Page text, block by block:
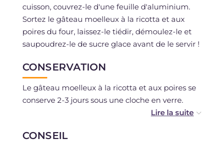
cuisson, couvrez-le d'une feuille d'aluminium.
Sortez le gâteau moelleux à la ricotta et aux
poires du four, laissez-le tiédir, démoulez-le et
saupoudrez-le de sucre glace avant de le servir !
CONSERVATION
Le gâteau moelleux à la ricotta et aux poires se
conserve 2-3 jours sous une cloche en verre.
gâteau, une fois cuit et refroidi.
CONSEIL